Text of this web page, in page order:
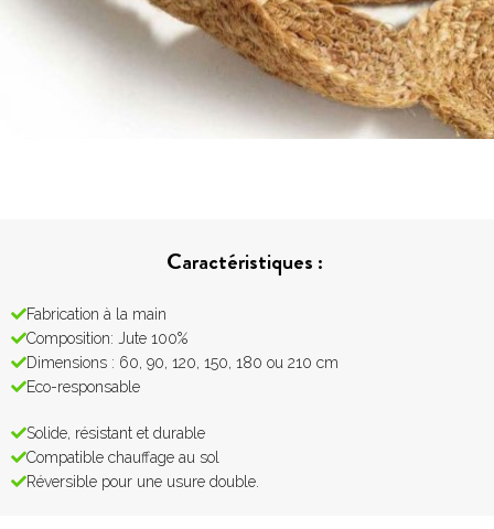
Caractéristiques :
Fabrication à la main
Composition: Jute 100%
Dimensions : 60, 90, 120, 150, 180 ou 210 cm
Eco-responsable
Solide, résistant et durable
Compatible chauffage au sol
Réversible pour une usure double.